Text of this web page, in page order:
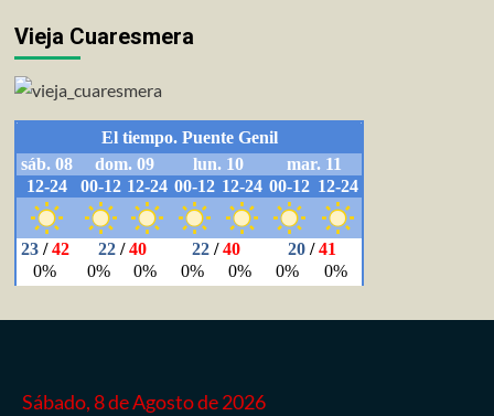
Vieja Cuaresmera
Sábado, 8 de Agosto de 2026